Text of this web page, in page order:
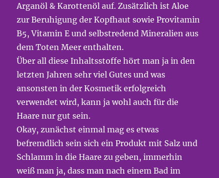
Arganöl & Karottenöl auf. Zusätzlich ist Aloe
zur Beruhigung der Kopfhaut sowie Provitamin
B5, Vitamin E und selbstredend Mineralien aus
dem Toten Meer enthalten.
Über all diese Inhaltsstoffe hört man ja in den
letzten Jahren sehr viel Gutes und was
ansonsten in der Kosmetik erfolgreich
verwendet wird, kann ja wohl auch für die
Haare nur gut sein.
Okay, zunächst einmal mag es etwas
befremdlich sein sich ein Produkt mit Salz und
Schlamm in die Haare zu geben, immerhin
weiß man ja, dass man nach einem Bad im